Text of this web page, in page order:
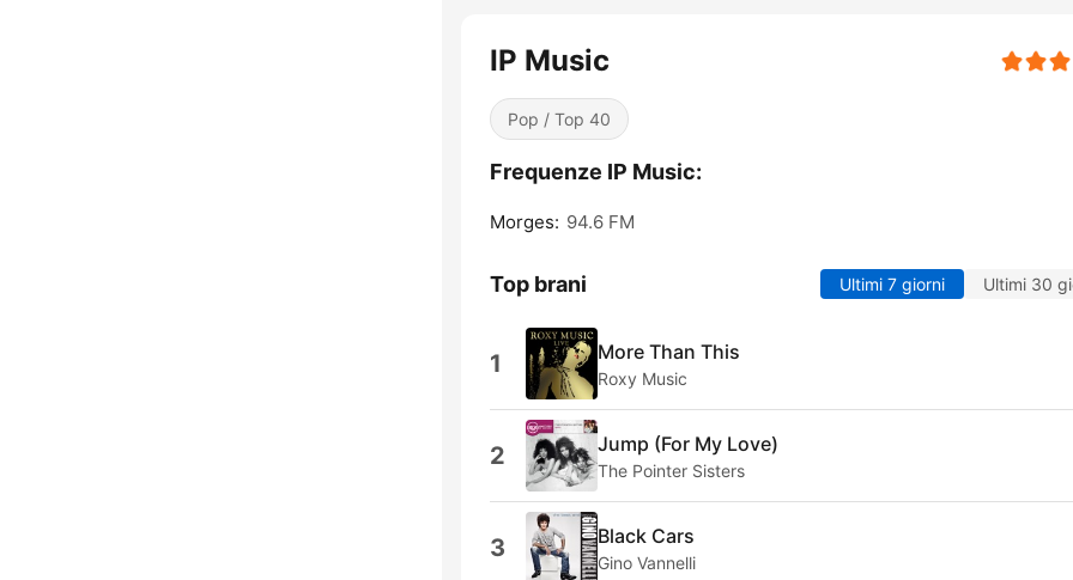
IP Music
Pop / Top 40
Frequenze IP Music:
Morges: 94.6 FM
Top brani Ultimi 7 giorni Ultimi 30
1 More Than This
Roxy Music
2 Jump (For My Love)
The Pointer Sisters
3 Black Cars
Gino Vannelli